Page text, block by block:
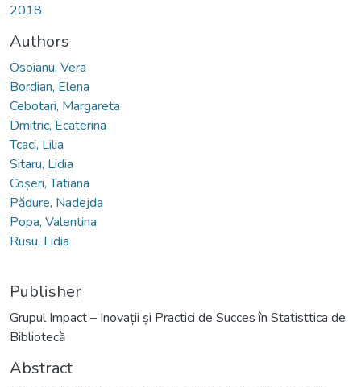
2018
Authors
Osoianu, Vera
Bordian, Elena
Cebotari, Margareta
Dmitric, Ecaterina
Tcaci, Lilia
Sitaru, Lidia
Coșeri, Tatiana
Pădure, Nadejda
Popa, Valentina
Rusu, Lidia
Publisher
Grupul Impact – Inovații și Practici de Succes în Statisttica de
Bibliotecă
Abstract